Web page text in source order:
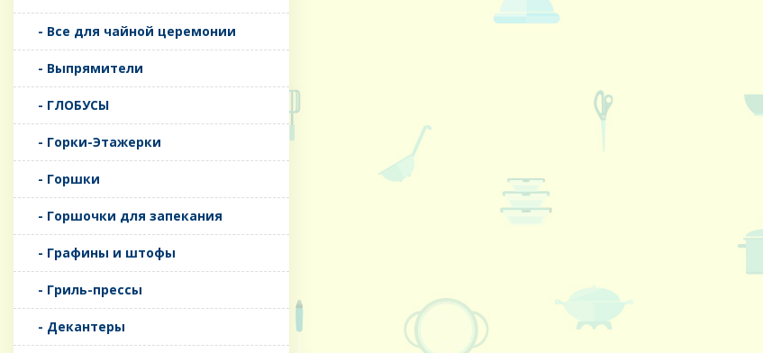
- Все для чайной церемонии
- Выпрямители
- ГЛОБУСЫ
- Горки-Этажерки
- Горшки
- Горшочки для запекания
- Графины и штофы
- Гриль-прессы
- Декантеры